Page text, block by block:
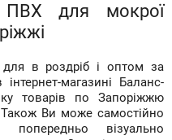
для мокрої
для в роздріб і оптом за
магазині Баланс-
товарів по Запоріжжю
Ви може самостійно
візуально